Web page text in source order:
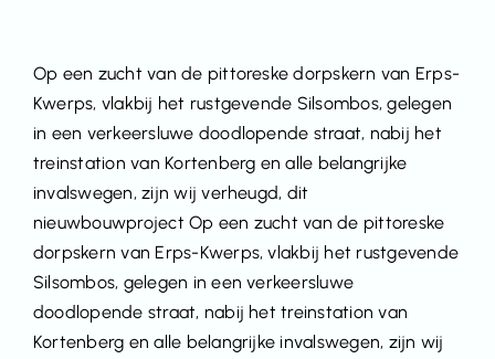
Op een zucht van de pittoreske dorpskern van Erps-
Kwerps, vlakbij het rustgevende Silsombos, gelegen
in een verkeersluwe doodlopende straat, nabij het
treinstation van Kortenberg en alle belangrijke
invalswegen, zijn wij verheugd, dit
nieuwbouwproject Op een zucht van de pittoreske
dorpskern van Erps-Kwerps, vlakbij het rustgevende
Silsombos, gelegen in een verkeersluwe
doodlopende straat, nabij het treinstation van
Kortenberg en alle belangrijke invalswegen, zijn wij